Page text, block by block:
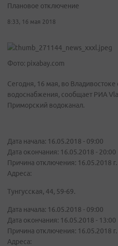
Плановое отключение
8:33, 16 мая 2018
Фото: pixabay.com
Сегодня, 16 мая, во
водоснабжения, сообщает РИА
Приморский водоканал.
Дата начала: 16.05.2018 - 09:00
Дата окончания: 16.05.2018 - 20:00
Причина отключения: 16.05.2018
Адреса:
Тунгусская, 44, 59-69.
Дата начала: 16.05.2018 - 09:00
Дата окончания: 16.05.2018 - 13:00
Причина отключения: 16.05.2018
Адреса: